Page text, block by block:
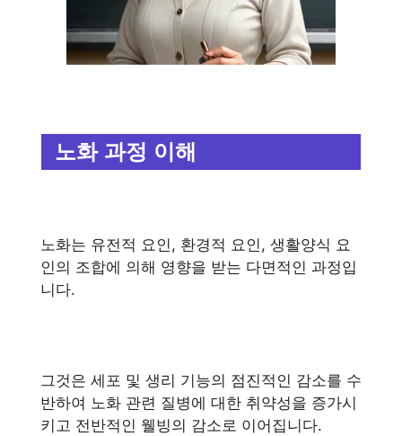
노화 과정 이해
노화는 유전적 요인, 환경적 요인, 생활양식 요
인의 조합에 의해 영향을 받는 다면적인 과정입
니다.
그것은 세포 및 생리 기능의 점진적인 감소를 수
반하여 노화 관련 질병에 대한 취약성을 증가시
키고 전반적인 웰빙의 감소로 이어집니다.